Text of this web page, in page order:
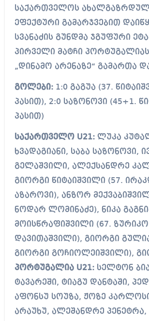
საქართველოს
ეფექტური გამარჯვებით
სვანაძის გუნდმა ჯგუფური
პირველი მატჩი
„დინამო არენაზე“ გამართა
გოლები:1:0 გაგუა (37.
პასით), 2:0 საზონოვი (45+1.
პასით)
საქართველო U21:ლუკა
ხვადაგიანი, საბა საზონოვი,
გელაშვილი, ალექსანდრე
გიორგი წიტაიშვილი (57.
აზაროვი), ანზორ
ნოდარ ლომინაძე), ნიკა
მოისწრაფიშვილი (67. ზურიკო
დავითაშვილი), გიორგი
გიორგი გოჩიოლეიშვილი),
პორტუგალია U21:სელტონ
ტავარეში, ტიაგუ დანტაში,
აფონსუ სოუზა, ჟოზე
არაუხუ, ალეშანდრე